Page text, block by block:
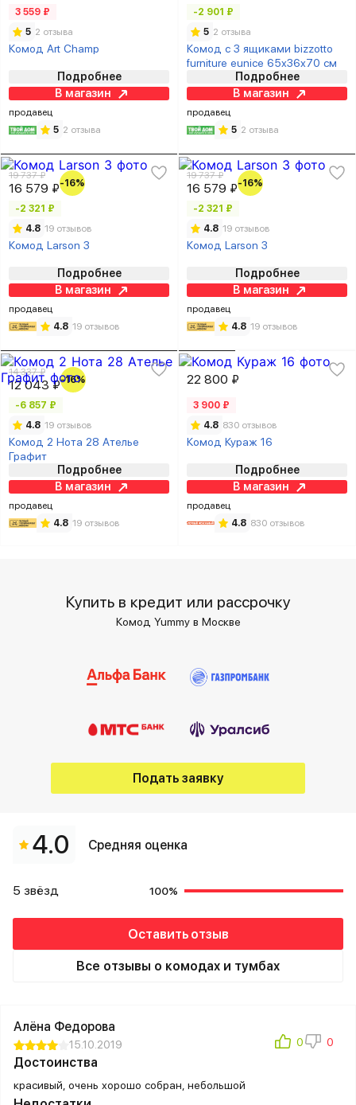
3 559 ₽
5 2 отзыва
Комод Art Champ
Подробнее
В магазин
продавец
5 2 отзыва
-2 901 ₽
5 2 отзыва
Комод с 3 ящиками bizzotto
furniture eunice 65х36х70 см
Подробнее
В магазин
продавец
5 2 отзыва
19 737 ₽
16 579 ₽-16%
-2 321 ₽
4.8 19 отзывов
Комод Larson 3
Подробнее
В магазин
продавец
4.8 19 отзывов
19 737 ₽
16 579 ₽-16%
-2 321 ₽
4.8 19 отзывов
Комод Larson 3
Подробнее
В магазин
продавец
4.8 19 отзывов
14 337 ₽
12 043 ₽-16%
-6 857 ₽
4.8 19 отзывов
Комод 2 Нота 28 Ателье
Графит
Подробнее
В магазин
продавец
4.8 19 отзывов
22 800 ₽
3 900 ₽
4.8 830 отзывов
Комод Кураж 16
Подробнее
В магазин
продавец
4.8 830 отзывов
Купить в кредит или рассрочку
Комод Yummy в Москве
Подать заявку
Алёна Федорова
15.10.2019
Достоинства
красивый, очень хорошо собран, небольшой
4.0 Средняя оценка
5 звёзд 100%
Оставить отзыв
Все отзывы о комодах и тумбах